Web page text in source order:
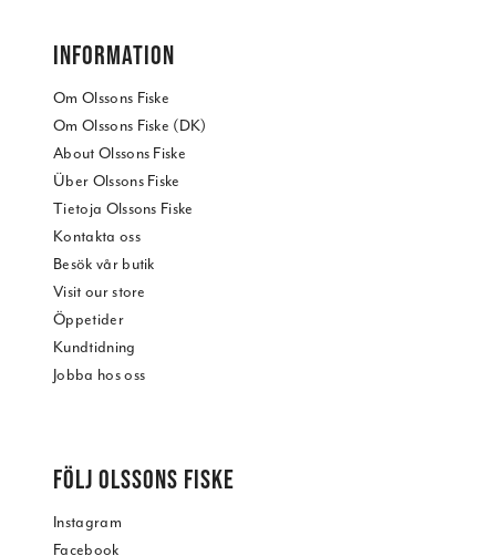
INFORMATION
Om Olssons Fiske
Om Olssons Fiske (DK)
About Olssons Fiske
Über Olssons Fiske
Tietoja Olssons Fiske
Kontakta oss
Besök vår butik
Visit our store
Öppetider
Kundtidning
Jobba hos oss
FÖLJ OLSSONS FISKE
Instagram
Facebook